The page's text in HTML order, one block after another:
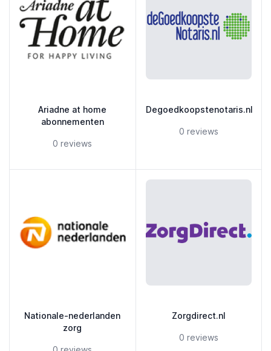
Ariadne at home
abonnementen
5 out of 5 stars
0 reviews
Degoedkoopstenotaris.nl
5 out of 5 stars
0 reviews
Nationale-nederlanden
zorg
5 out of 5 stars
Zorgdirect.nl
5 out of 5 stars
0 reviews